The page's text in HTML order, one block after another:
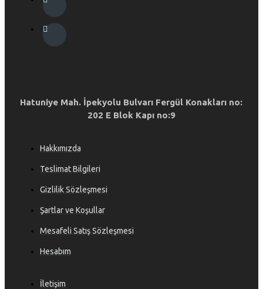
Hatuniye Mah. İpekyolu Bulvarı Fergül Konakları no:
202 E Blok Kapı no:9
Hakkımızda
Teslimat Bilgileri
Gizlilik Sözleşmesi
Şartlar ve Koşullar
Mesafeli Satış Sözleşmesi
Hesabım
İletişim